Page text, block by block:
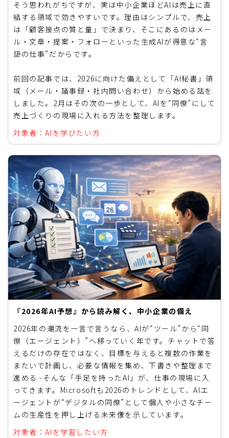
そう思われがちですが、実は中小企業ほどAIは売上に直
結する領域で効きやすいです。理由はシンプルで、売上
は「顧客接点の質と量」で決まり、そこにあるのはメー
ル・文章・提案・フォローといった生成AIが得意な“言
語の仕事”だからです。
前回の記事では、2026に向けた備えとして「AI秘書」領
域（メール・議事録・社内問い合わせ）から始める話を
しました。2月はその次の一歩として、AIを“同僚”にして
売上づくりの現場に入れる方法を整理します。
対象者：AIを学びたい方
『2026年AI予想』から読み解く、中小企業の備え
2026年の潮流を一言で言うなら、AIが“ツール”から“同
僚（エージェント）”へ移っていく年です。チャットで答
えるだけの存在ではなく、目標を与えると複数の作業を
またいで計画し、必要な情報を集め、下書きや整理まで
進める -そんな「手足を持ったAI」が、仕事の現場に入
ってきます。Microsoftも2026のトレンドとして、AIエ
ージェントが“デジタルの同僚”として個人や小さなチー
ムの生産性を押し上げる未来像を示しています。
対象者：AIを学習したい方